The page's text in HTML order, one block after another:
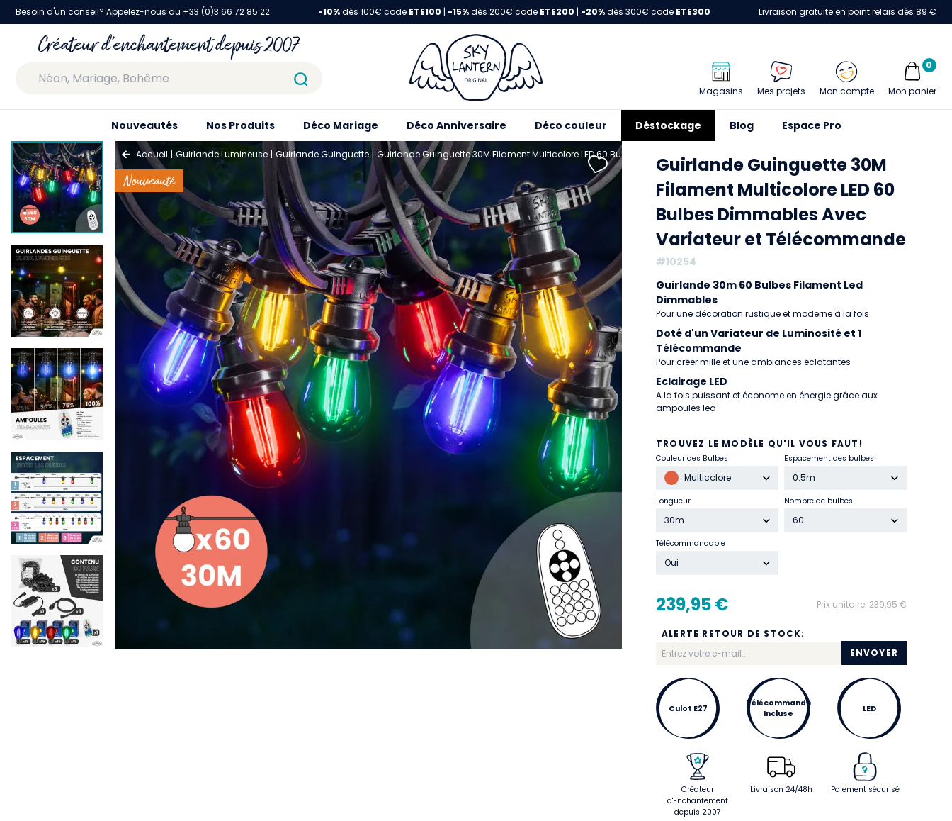
Besoin d'un conseil? Appelez-nous au +33 (0)3 66 72 85 22 -10%dès 100€ code ETE100 | -15%dès 200€ code ETE200 | -20%dès 300€ code ETE300 Livraison gratuite en point relais dès 89 €
Créateur d'enchantement depuis 2007
Magasins Mes projets Mon compte Mon panier
0
Nouveautés Nos Produits Déco Mariage Déco Anniversaire Déco couleur Déstockage Blog Espace Pro
Nouveauté
Accueil Guirlande Lumineuse Guirlande Guinguette Guirlande Guinguette 30M Filament Multicolore LED 60 Bulbes Dimmables Avec Variateur et Télécommande
Guirlande Guinguette 30M
Filament Multicolore LED 60
Bulbes Dimmables Avec
Variateur et Télécommande
#10254
Guirlande 30m 60 Bulbes Filament Led
Dimmables
Pour une décoration rustique et moderne à la fois
Doté d'un Variateur de Luminosité et 1
Télécommande
Pour créer mille et une ambiances éclatantes
Eclairage LED
A la fois puissant et économe en énergie grâce aux
ampoules led
TROUVEZ LE MODÈLE QU'IL VOUS FAUT!
Couleur des Bulbes
Multicolore
Espacement des bulbes
0.5m
Longueur
30m
Nombre de bulbes
60
Télécommandable
Oui
239,95 € Prix unitaire: 239,95 €
ALERTE RETOUR DE STOCK:
ENVOYER
Culot E27
Télécommande
Incluse
LED
Créateur
d'Enchantement
depuis 2007
Livraison 24/48h Paiement sécurisé